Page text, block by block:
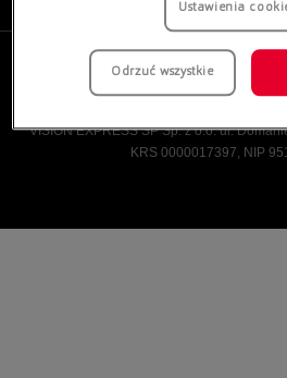
VISION EXPRESS SP Sp. z o.o. ul.
KRS 0000017397, NIP
Ustawienia
Odrzuć wszystkie